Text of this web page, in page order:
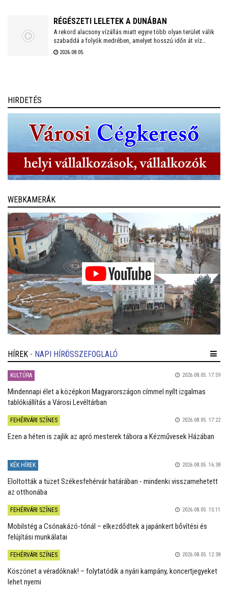
RÉGÉSZETI LELETEK A DUNÁBAN
A rekord alacsony vízállás miatt egyre több olyan terület válik
szabaddá a folyók medrében, amelyet hosszú időn át víz
borított. A visszahúzódó Duna és más folyók sokszor nemcsak
2026.08.05.
HIRDETÉS
WEBKAMERÁK
HÍREK - NAPI HÍRÖSSZEFOGLALÓ
KULTÚRA 2026.08.05. 17:59
Mindennapi élet a középkori Magyarországon címmel nyílt izgalmas
tablókiállítás a Városi Levéltárban
FEHÉRVÁRI SZÍNES 2026.08.05. 17:22
Ezen a héten is zajlik az apró mesterek tábora a Kézművesek Házában
KÉK HÍREK 2026.08.05. 16:38
Eloltották a tüzet Székesfehérvár határában - mindenki visszamehetett
az otthonába
FEHÉRVÁRI SZÍNES 2026.08.05. 15:11
Mobilstég a Csónakázó-tónál – elkezdődtek a japánkert bővítési és
felújítási munkálatai
FEHÉRVÁRI SZÍNES 2026.08.05. 12:38
Köszönet a véradóknak! – folytatódik a nyári kampány, koncertjegyeket
lehet nyerni